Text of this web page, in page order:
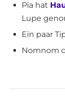
Pia hat
Lupe
Ein paar
Nomnom